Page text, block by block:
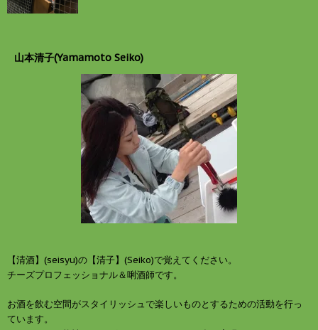
山本清子(Yamamoto Seiko)
【清酒】(seisyu)の【清子】(Seiko)で覚えてください。
チーズプロフェッショナル＆唎酒師です。
お酒を飲む空間がスタイリッシュで楽しいものとするための活動を行っ
ています。